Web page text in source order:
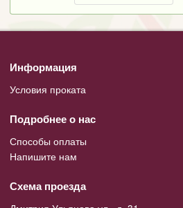
Информация
Условия проката
Подробнее о нас
Способы оплаты
Напишите нам
Схема проезда